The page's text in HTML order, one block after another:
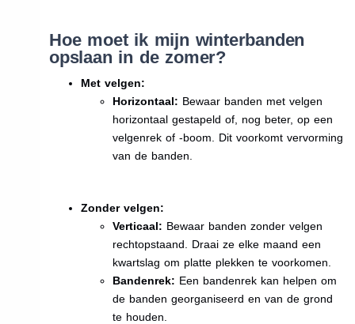
Hoe moet ik mijn winterbanden
opslaan in de zomer?
Met velgen:
Horizontaal: Bewaar banden met velgen
horizontaal gestapeld of, nog beter, op een
velgenrek of -boom. Dit voorkomt vervorming
van de banden.
Zonder velgen:
Verticaal: Bewaar banden zonder velgen
rechtopstaand. Draai ze elke maand een
kwartslag om platte plekken te voorkomen.
Bandenrek: Een bandenrek kan helpen om
de banden georganiseerd en van de grond
te houden.